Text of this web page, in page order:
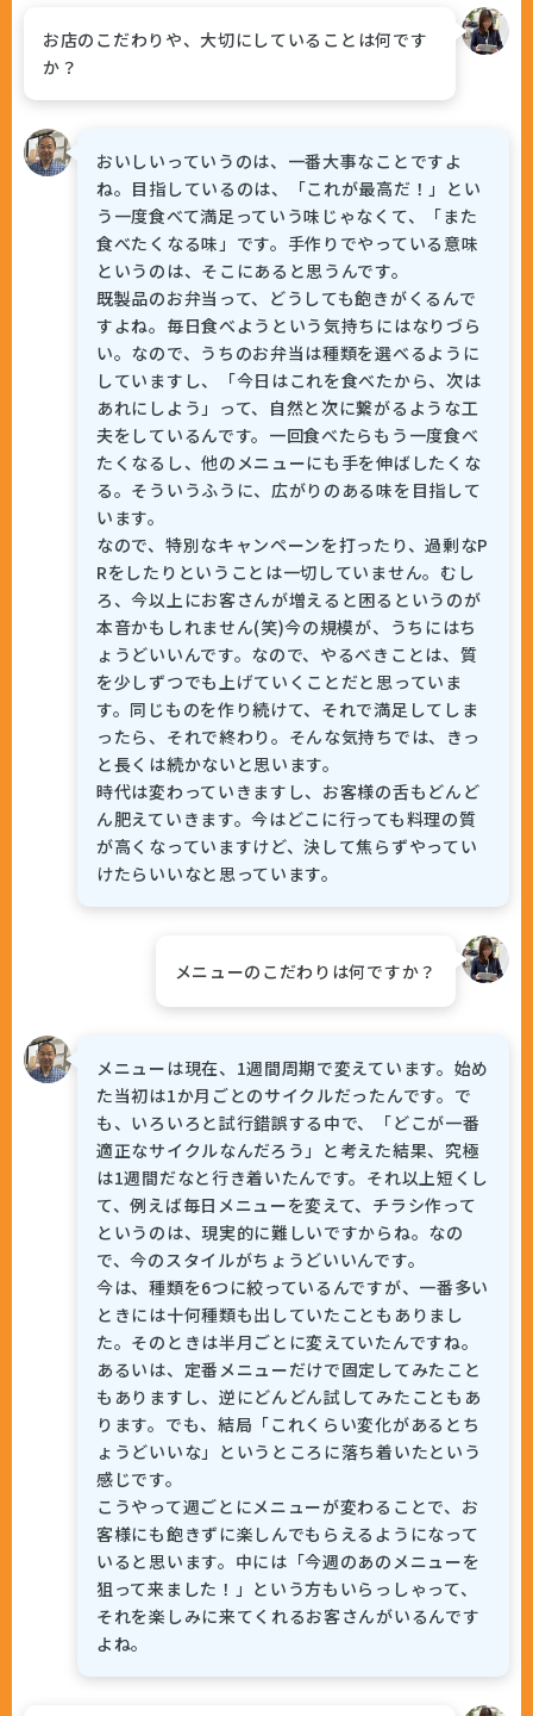
お店のこだわりや、大切にしていることは何です
か？
おいしいっていうのは、一番大事なことですよ
ね。目指しているのは、「これが最高だ！」とい
う一度食べて満足っていう味じゃなくて、「また
食べたくなる味」です。手作りでやっている意味
というのは、そこにあると思うんです。
既製品のお弁当って、どうしても飽きがくるんで
すよね。毎日食べようという気持ちにはなりづら
い。なので、うちのお弁当は種類を選べるように
していますし、「今日はこれを食べたから、次は
あれにしよう」って、自然と次に繋がるような工
夫をしているんです。一回食べたらもう一度食べ
たくなるし、他のメニューにも手を伸ばしたくな
る。そういうふうに、広がりのある味を目指して
います。
なので、特別なキャンペーンを打ったり、過剰なP
Rをしたりということは一切していません。むし
ろ、今以上にお客さんが増えると困るというのが
本音かもしれません(笑)今の規模が、うちにはち
ょうどいいんです。なので、やるべきことは、質
を少しずつでも上げていくことだと思っていま
す。同じものを作り続けて、それで満足してしま
ったら、それで終わり。そんな気持ちでは、きっ
と長くは続かないと思います。
時代は変わっていきますし、お客様の舌もどんど
ん肥えていきます。今はどこに行っても料理の質
が高くなっていますけど、決して焦らずやってい
けたらいいなと思っています。
メニューのこだわりは何ですか？
メニューは現在、1週間周期で変えています。始め
た当初は1か月ごとのサイクルだったんです。で
も、いろいろと試行錯誤する中で、「どこが一番
適正なサイクルなんだろう」と考えた結果、究極
は1週間だなと行き着いたんです。それ以上短くし
て、例えば毎日メニューを変えて、チラシ作って
というのは、現実的に難しいですからね。なの
で、今のスタイルがちょうどいいんです。
今は、種類を6つに絞っているんですが、一番多い
ときには十何種類も出していたこともありまし
た。そのときは半月ごとに変えていたんですね。
あるいは、定番メニューだけで固定してみたこと
もありますし、逆にどんどん試してみたこともあ
ります。でも、結局「これくらい変化があるとち
ょうどいいな」というところに落ち着いたという
感じです。
こうやって週ごとにメニューが変わることで、お
客様にも飽きずに楽しんでもらえるようになって
いると思います。中には「今週のあのメニューを
狙って来ました！」という方もいらっしゃって、
それを楽しみに来てくれるお客さんがいるんです
よね。